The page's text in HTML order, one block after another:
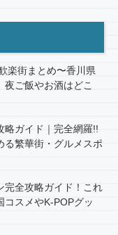
楽街まとめ〜香川県
夜ご飯やお酒はどこ
略ガイド｜完全網羅!!
る繁華街・グルメスポ
完全攻略ガイド！これ
コスメやK-POPグッ